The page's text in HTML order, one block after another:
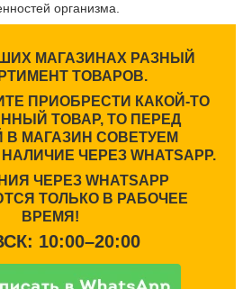
организма.
МАГАЗИНАХ РАЗНЫЙ
ТОВАРОВ.
ПРИОБРЕСТИ КАКОЙ-ТО
ТОВАР, ТО ПЕРЕД
В МАГАЗИН СОВЕТУЕМ
ЧЕРЕЗ WHATSAPP.
ЧЕРЕЗ WHATSAPP
ТОЛЬКО В РАБОЧЕЕ
ВРЕМЯ!
10:00–20:00